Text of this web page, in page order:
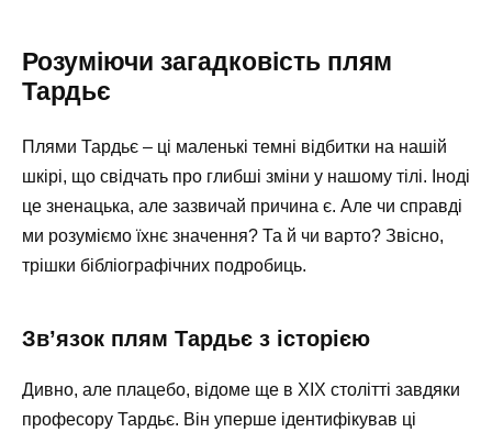
Розуміючи загадковість плям
Тардьє
Плями Тардьє – ці маленькі темні відбитки на нашій
шкірі, що свідчать про глибші зміни у нашому тілі. Іноді
це зненацька, але зазвичай причина є. Але чи справді
ми розуміємо їхнє значення? Та й чи варто? Звісно,
трішки бібліографічних подробиць.
Зв’язок плям Тардьє з історією
Дивно, але плацебо, відоме ще в XIX столітті завдяки
професору Тардьє. Він уперше ідентифікував ці